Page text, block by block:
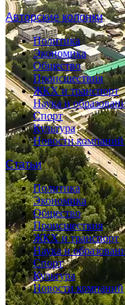
Авторские колонки
Политика
Экономика
Общество
Происшествия
ЖКХ и транспорт
Наука и
Спорт
Культура
Новости компаний
Статьи
Политика
Экономика
Общество
Происшествия
ЖКХ и транспорт
Наука и
Спорт
Культура
Новости компаний